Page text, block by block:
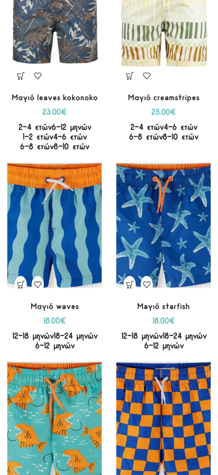
Μαγιό leaves kokonoko
23.00€
2-4 ετών6-12 μηνών
1-2 ετών4-6 ετών
6-8 ετών8-10 ετών
Μαγιό creamstripes
25.00€
2-4 ετών4-6 ετών
6-8 ετών8-10 ετών
Mαγιό waves
18.00€
12-18 μηνών18-24 μηνών
6-12 μηνών
Maγιό starfish
18.00€
12-18 μηνών18-24 μηνών
6-12 μηνών